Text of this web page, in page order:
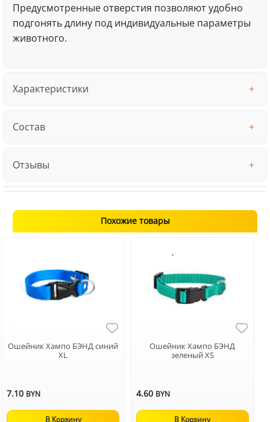
Предусмотренные отверстия позволяют удобно
подгонять длину под индивидуальные параметры
животного.
Характеристики
Состав
Отзывы
Похожие товары
Ошейник Хампо БЭНД синий
XL
7.10 BYN
В Корзину
Ошейник Хампо БЭНД
зеленый XS
4.60 BYN
В Корзину